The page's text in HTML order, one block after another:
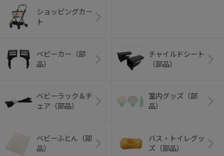
ショッピングカー
ト
ベビーカー（部
品）
チャイルドシート
（部品）
ベビーラック＆チ
ェア（部品）
室内グッズ（部
品）
ベビーふとん（部
品）
バス・トイレグッ
ズ（部品）